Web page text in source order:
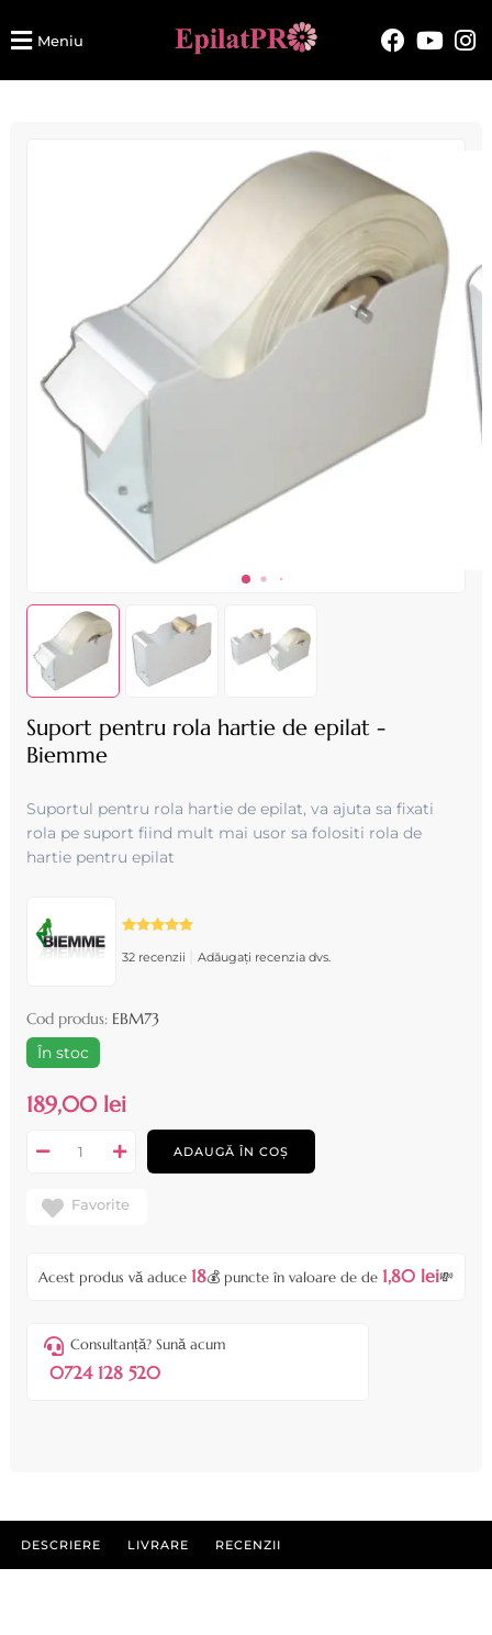
Meniu
Suport pentru rola hartie de epilat -
Biemme
Suportul pentru rola hartie de epilat , va ajuta sa fixati
rola pe suport fiind mult mai usor sa folositi rola de
hartie pentru epilat
32 recenzii Adăugați recenzia dvs.
Cod produs: EBM73
În stoc
189,00 lei
ADAUGĂ ÎN COȘ
Favorite
Acest produs vă aduce 18💰 puncte în valoare de de 1,80 lei💸
Consultanță? Sună acum
0724 128 520
DESCRIERE LIVRARE RECENZII